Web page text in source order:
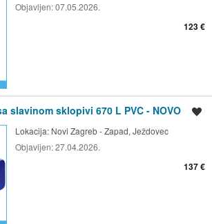
Objavljen:07.05.2026.
123 €
slavinom sklopivi 670 L PVC - NOVO
Lokacija: Novi Zagreb - Zapad, Ježdovec
Objavljen:27.04.2026.
137 €